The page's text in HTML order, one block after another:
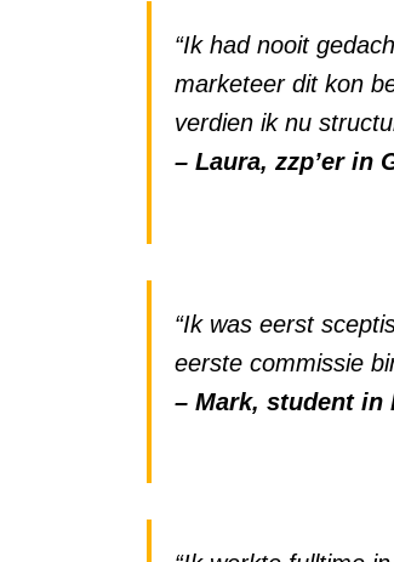
“Ik had nooit
marketeer dit kon
verdien ik nu
– Laura, zzp’er in
“Ik was eerst
eerste commissie
– Mark, student in